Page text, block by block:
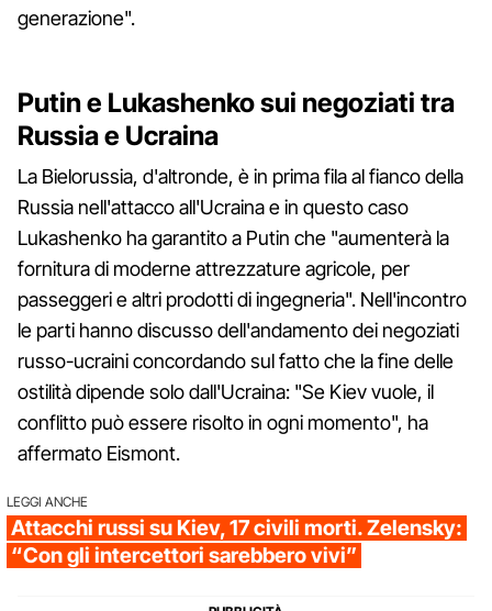
generazione".
Putin e Lukashenko sui negoziati tra
Russia e Ucraina
La Bielorussia, d'altronde, è in prima fila al fianco della
Russia nell'attacco all'Ucraina e in questo caso
Lukashenko ha garantito a Putin che "aumenterà la
fornitura di moderne attrezzature agricole, per
passeggeri e altri prodotti di ingegneria". Nell'incontro
le parti hanno discusso dell'andamento dei negoziati
russo-ucraini concordando sul fatto che la fine delle
ostilità dipende solo dall'Ucraina: "Se Kiev vuole, il
conflitto può essere risolto in ogni momento", ha
affermato Eismont.
LEGGI ANCHE
Attacchi russi su Kiev, 17 civili morti. Zelensky:
“Con gli intercettori sarebbero vivi”